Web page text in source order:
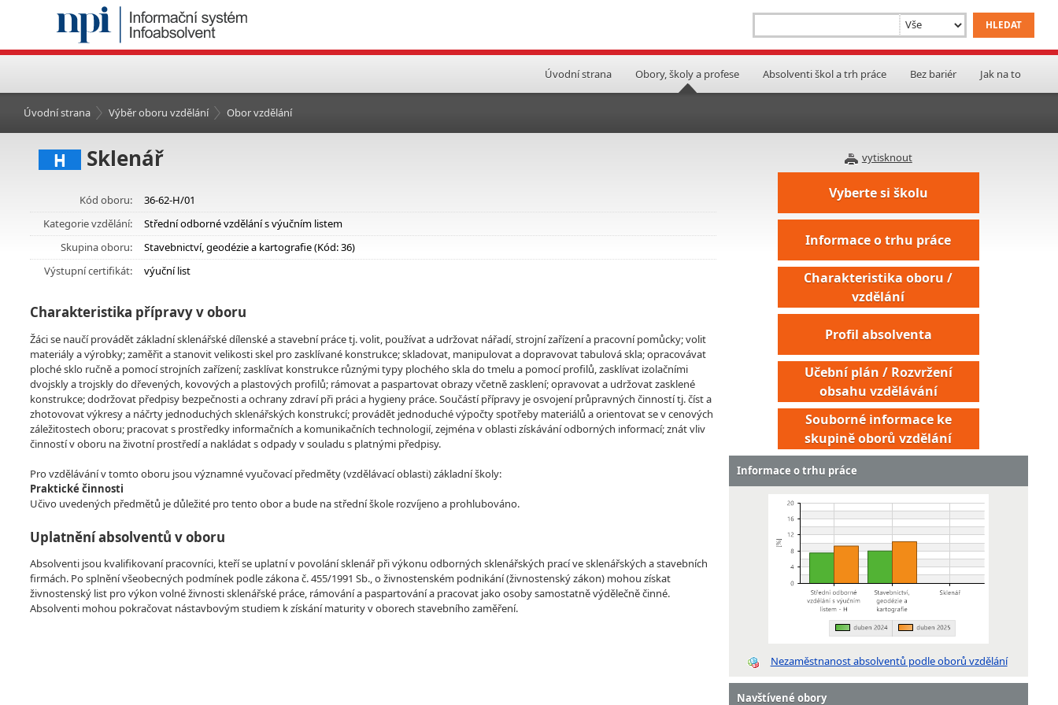
Úvodní strana Obory, školy a profese Absolventi škol a trh práce Bez bariér Jak na to
Úvodní strana Výběr oboru vzdělání Obor vzdělání
vytisknout
H Sklenář
Kód oboru:
36-62-H/01
Kategorie vzdělání:
Střední odborné vzdělání s výučním listem
Skupina oboru:
Stavebnictví, geodézie a kartografie (Kód: 36)
Výstupní certifikát:
výuční list
Charakteristika přípravy v oboru
Žáci se naučí provádět základní sklenářské dílenské a stavební práce tj. volit, používat a udržovat nářadí, strojní zařízení a pracovní pomůcky; volit
materiály a výrobky; zaměřit a stanovit velikosti skel pro zasklívané konstrukce; skladovat, manipulovat a dopravovat tabulová skla; opracovávat
ploché sklo ručně a pomocí strojních zařízení; zasklívat konstrukce různými typy plochého skla do tmelu a pomocí profilů, zasklívat izolačními
dvojskly a trojskly do dřevených, kovových a plastových profilů; rámovat a paspartovat obrazy včetně zasklení; opravovat a udržovat zasklené
konstrukce; dodržovat předpisy bezpečnosti a ochrany zdraví při práci a hygieny práce. Součástí přípravy je osvojení průpravných činností tj. číst a
zhotovovat výkresy a náčrty jednoduchých sklenářských konstrukcí; provádět jednoduché výpočty spotřeby materiálů a orientovat se v cenových
záležitostech oboru; pracovat s prostředky informačních a komunikačních technologií, zejména v oblasti získávání odborných informací; znát vliv
činností v oboru na životní prostředí a nakládat s odpady v souladu s platnými předpisy.
Pro vzdělávání v tomto oboru jsou významné vyučovací předměty (vzdělávací oblasti) základní školy:
Praktické činnosti
Učivo uvedených předmětů je důležité pro tento obor a bude na střední škole rozvíjeno a prohlubováno.
Uplatnění absolventů v oboru
Absolventi jsou kvalifikovaní pracovníci, kteří se uplatní v povolání sklenář při výkonu odborných sklenářských prací ve sklenářských a stavebních
firmách. Po splnění všeobecných podmínek podle zákona č. 455/1991 Sb., o živnostenském podnikání (živnostenský zákon) mohou získat
živnostenský list pro výkon volné živnosti sklenářské práce, rámování a paspartování a pracovat jako osoby samostatně výdělečně činné.
Absolventi mohou pokračovat nástavbovým studiem k získání maturity v oborech stavebního zaměření.
Vyberte si školu
Informace o trhu práce
Charakteristika oboru /
vzdělání
Profil absolventa
Učební plán / Rozvržení
obsahu vzdělávání
Souborné informace ke
skupině oborů vzdělání
Informace o trhu práce
Nezaměstnanost absolventů podle oborů vzdělání
Navštívené obory